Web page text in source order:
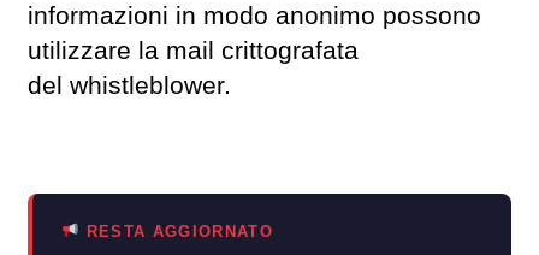
informazioni in modo anonimo possono
utilizzare la mail crittografata
del whistleblower.
RESTA AGGIORNATO